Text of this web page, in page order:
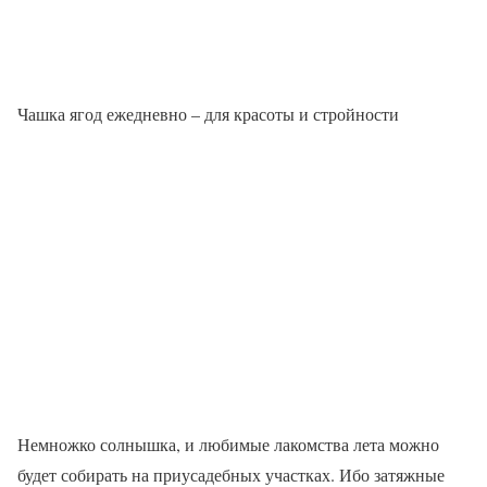
Чашка ягод ежедневно – для красоты и стройности
Немножко солнышка, и любимые лакомства лета можно
будет собирать на приусадебных участках. Ибо затяжные